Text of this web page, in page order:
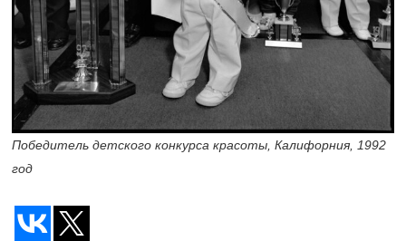
Победитель детского конкурса красоты, Калифорния, 1992
год